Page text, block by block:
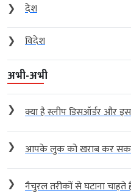
❯
देश
❯
विदेश
अभी-अभी
❯ क्या है स्लीप डिसऑर्डर और
❯ आपके लुक को खराब कर
❯ नैचुरल तरीकों से घटाना चाहते